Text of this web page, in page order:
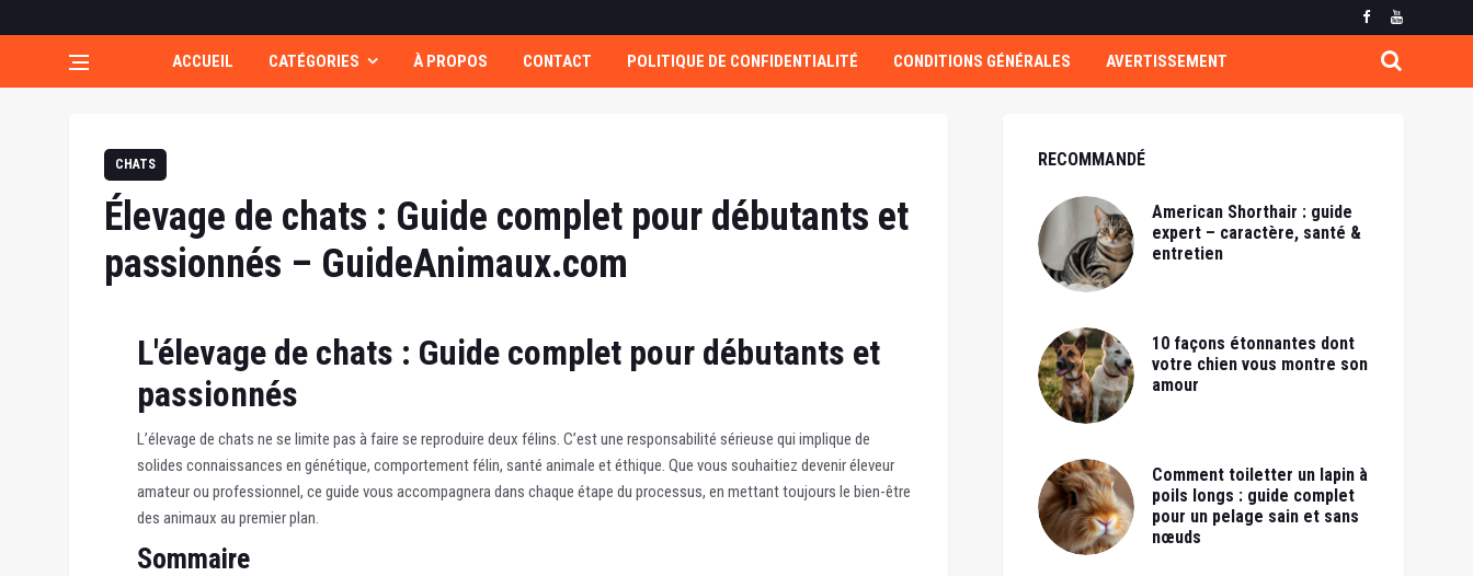
ACCUEIL CATÉGORIES À PROPOS CONTACT POLITIQUE DE CONFIDENTIALITÉ CONDITIONS GÉNÉRALES AVERTISSEMENT
CHATS
Élevage de chats : Guide complet pour débutants et
passionnés – GuideAnimaux.com
L'élevage de chats : Guide complet pour débutants et
passionnés
L’élevage de chats ne se limite pas à faire se reproduire deux félins. C’est une responsabilité sérieuse qui implique de
solides connaissances en génétique, comportement félin, santé animale et éthique. Que vous souhaitiez devenir éleveur
amateur ou professionnel, ce guide vous accompagnera dans chaque étape du processus, en mettant toujours le bien-être
des animaux au premier plan.
Sommaire
RECOMMANDÉ
American Shorthair : guide
expert – caractère, santé &
entretien
10 façons étonnantes dont
votre chien vous montre son
amour
Comment toiletter un lapin à
poils longs : guide complet
pour un pelage sain et sans
nœuds